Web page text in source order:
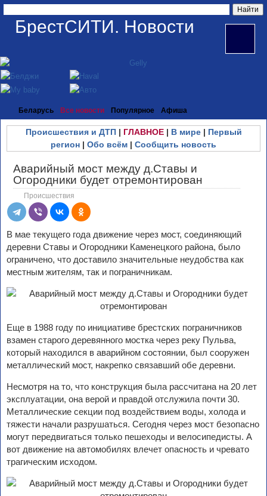
БрестСИТИ. Новости
Беларусь Все новости Популярное Афиша
Происшествия и ДТП| ГЛАВНОЕ| В мире| Первый
регион | Обо всём | Сообщить новость
Аварийный мост между д.Ставы и
Огородники будет отремонтирован
Происшествия
В мае текущего года движение через мост, соединяющий
деревни Ставы и Огородники Каменецкого района, было
ограничено, что доставило значительные неудобства как
местным жителям, так и пограничникам.
Еще в 1988 году по инициативе брестских пограничников
взамен старого деревянного мостка через реку Пульва,
который находился в аварийном состоянии, был сооружен
металлический мост, накрепко связавший обе деревни.
Несмотря на то, что конструкция была рассчитана на 20 лет
эксплуатации, она верой и правдой отслужила почти 30.
Металлические секции под воздействием воды, холода и
тяжести начали разрушаться. Сегодня через мост безопасно
могут передвигаться только пешеходы и велосипедисты. А
вот движение на автомобилях влечет опасность и чревато
трагическим исходом.